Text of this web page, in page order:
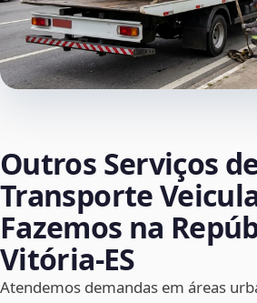
Outros Serviços
Transporte
Fazemos na
Vitória‑ES
Atendemos demandas em áreas